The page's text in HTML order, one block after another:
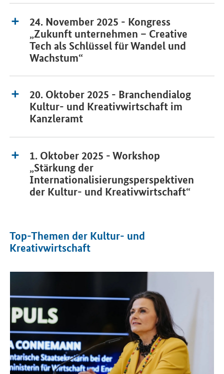
24. November 2025 - Kongress
„Zukunft unternehmen – Creative
Tech als Schlüssel für Wandel und
Wachstum“
20. Oktober 2025 - Branchendialog
Kultur- und Kreativwirtschaft im
Kanzleramt
1. Oktober 2025 - Workshop
„Stärkung der
Internationalisierungsperspektiven
der Kultur- und Kreativwirtschaft“
Top-Themen der Kultur- und
Kreativwirtschaft